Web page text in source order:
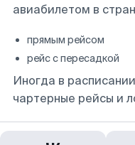
авиабилетом в
прямым рейсом
рейс с пересадкой
Иногда в
чартерные рейсы и